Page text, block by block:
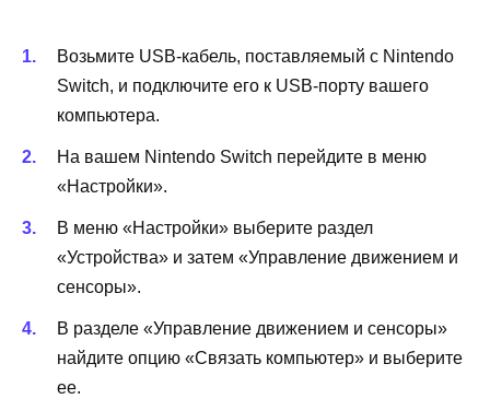
Возьмите USB-кабель, поставляемый с Nintendo
Switch, и подключите его к USB-порту вашего
компьютера.
На вашем Nintendo Switch перейдите в меню
«Настройки».
В меню «Настройки» выберите раздел
«Устройства» и затем «Управление движением и
сенсоры».
В разделе «Управление движением и сенсоры»
найдите опцию «Связать компьютер» и выберите
ее.